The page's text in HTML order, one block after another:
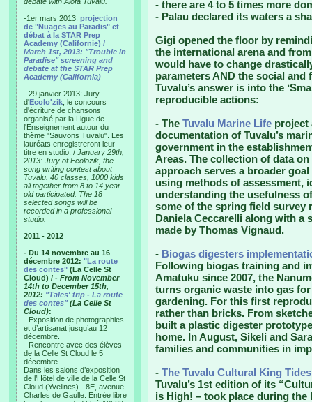
-1er mars 2013: projection
de "Nuages au Paradis" et
débat à la STAR Prep
Academy (Californie) /
March 1st, 2013: "Trouble in
Paradise" screening and
debate at the STAR Prep
Academy (California)
- 29 janvier 2013: Jury
d'Ecolo'zik , le concours
d'écriture de chansons
organisé par la Ligue de
l'Enseignement autour du
thème "Sauvons Tuvalu". Les
lauréats enregistreront leur
titre en studio. / January 29th,
2013: Jury of Ecolozik, the
song writing contest about
Tuvalu. 40 classes, 1000 kids
all together from 8 to 14 year
old participated. The 18
selected songs will be
recorded in a professional
studio.
2011 - 2012
- Du 14 novembre au 16
décembre 2012: "La route
des contes" (La Celle St
Cloud) / - From November
14th to December 15th,
2012: "Tales' trip - La route
des contes"(La Celle St
Cloud):
- Exposition de photographies
et d’artisanat jusqu’au 12
décembre.
- Rencontre avec des élèves
de la Celle St Cloud le 5
décembre
Dans les salons d’exposition
de l’Hôtel de ville de la Celle St
Cloud (Yvelines) - 8E, avenue
Charles de Gaulle. Entrée libre
- there are 4 to 5 times more
- Palau declared its waters a
Gigi opened the floor by
the international arena and
would have to change
parameters AND the social
Tuvalu’s answer is into the
reproducible actions:
- The Tuvalu Marine Life project
documentation of Tuvalu’s
government in the
Areas. The collection of data
approach serves a broader
using methods of assessment,
understanding the usefulness
some of the spring field survey
Daniela Ceccarelli along with a
made by Thomas Vignaud.
- Biogas digesters
Following biogas training and
Amatuku since 2007, the
turns organic waste into gas
gardening. For this first
rather than bricks. From
built a plastic digester
home. In August, Sikeli and
families and communities in
- The Tuvalu Cultural King
Tuvalu’s 1st edition of its
is High! – took place during